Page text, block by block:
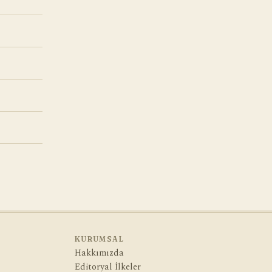
KURUMSAL
Hakkımızda
Editoryal İlkeler